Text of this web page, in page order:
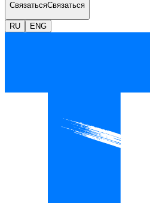
СвязатьсяСвязаться
RU ENG